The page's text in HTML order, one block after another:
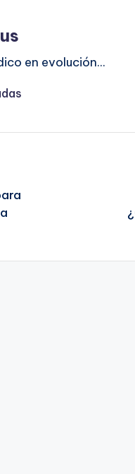
en evolución...